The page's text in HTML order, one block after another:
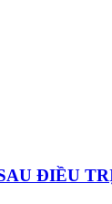
ĐIỀU